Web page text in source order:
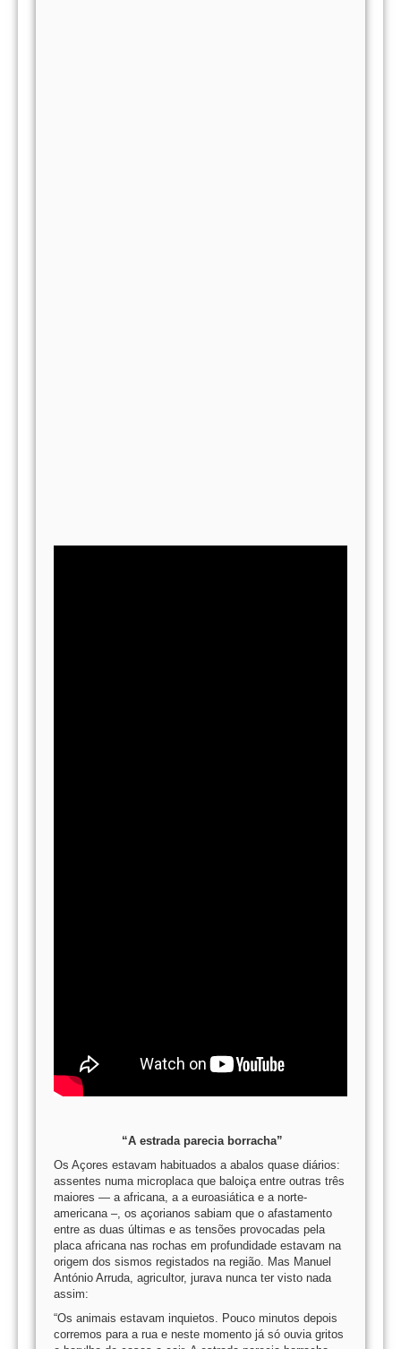
“A estrada parecia borracha”
Os Açores estavam habituados a abalos quase diários:
assentes numa microplaca que baloiça entre outras três
maiores — a africana, a a euroasiática e a norte-
americana –, os açorianos sabiam que o afastamento
entre as duas últimas e as tensões provocadas pela
placa africana nas rochas em profundidade estavam na
origem dos sismos registados na região. Mas Manuel
António Arruda, agricultor, jurava nunca ter visto nada
assim:
“Os animais estavam inquietos. Pouco minutos depois
corremos para a rua e neste momento já só ouvia gritos